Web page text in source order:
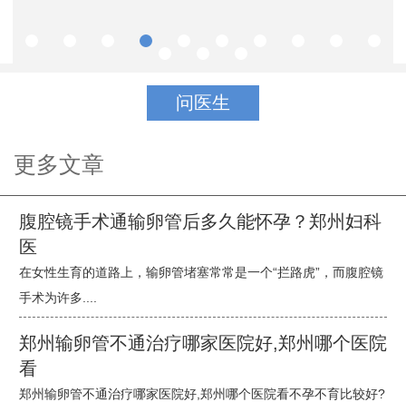
问医生
更多文章
腹腔镜手术通输卵管后多久能怀孕？郑州妇科
医
在女性生育的道路上，输卵管堵塞常常是一个“拦路虎”，而腹腔镜
手术为许多....
郑州输卵管不通治疗哪家医院好,郑州哪个医院
看
郑州输卵管不通治疗哪家医院好,郑州哪个医院看不孕不育比较好?